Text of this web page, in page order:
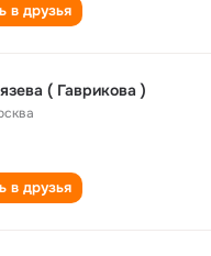
в друзья
( Гаврикова )
в друзья